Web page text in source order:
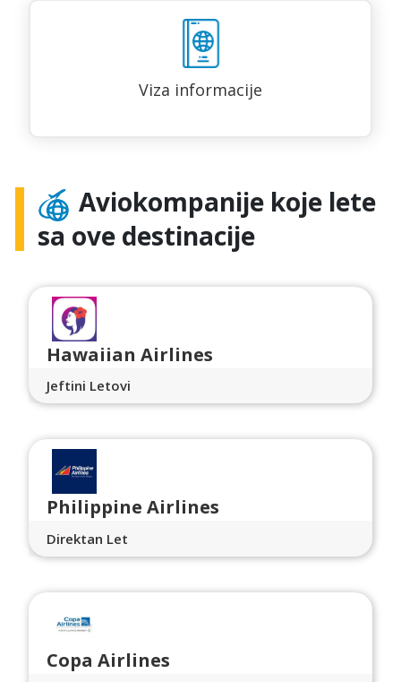
Viza informacije
Aviokompanije koje lete
sa ove destinacije
Hawaiian Airlines
Jeftini Letovi
Philippine Airlines
Direktan Let
Copa Airlines